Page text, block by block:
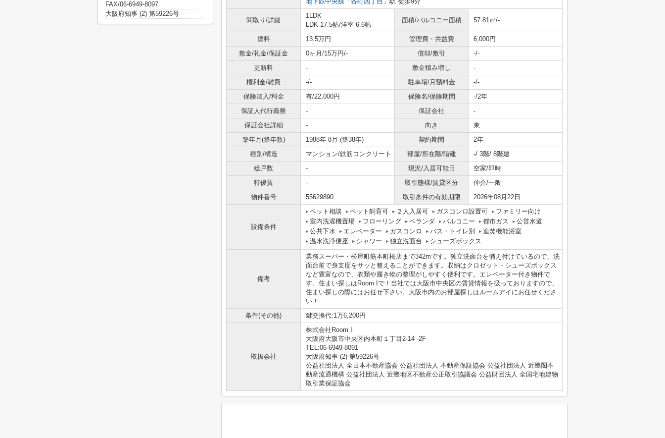
間取り/詳細
1LDK
LDK 17.5帖/洋室 6.6帖
面積/バルコニー面積 57.81㎡/-
賃料 13.5万円 管理費・共益費
6,000円
敷金/礼金/保証金
0ヶ月/15万円/- 償却/敷引
-/-
更新料
- 敷金積み増し
-
権利金/雑費
-/- 駐車場/月額料金
-/-
保険加入/料金
有/22,000円 保険名/保険期間
-/2年
保証人代行義務
- 保証会社
-
保証会社詳細
- 向き
東
築年月(築年数)
1988年 8月 (築38年) 契約期間
2年
種別/構造
マンション/鉄筋コンクリート 部屋/所在階/階建
-/ 3階/ 8階建
総戸数
- 現況/入居可能日
空家/即時
特優賃
- 取引態様/賃貸区分
仲介/一般
物件番号
55629890 取引条件の有効期限 2026年08月22日
設備条件
ペット相談 ペット飼育可 ２人入居可 ガスコンロ設置可
ファミリー向け
室内洗濯機置場
フローリング ベランダ バルコニー 都市ガス
公営水道
公共下水
エレベーター ガスコンロ バス・トイレ別
追焚機能浴室
温水洗浄便座
シャワー 独立洗面台 シューズボックス
備考
業務スーパー・松屋町筋本町橋店まで342mです。独立洗面台を備え付けているので、洗
面台前で身支度をサッと整えることができます。収納はクロゼット・シューズボックス
など豊富なので、衣類や履き物の整理がしやすく便利です。エレベーター付き物件で
す。住まい探しはRoom Iで！当社では大阪市中央区の賃貸情報を扱っておりますので、
住まい探しの際にはお任せ下さい。大阪市内のお部屋探しはルームアイにお任せくださ
い！
条件(その他)
鍵交換代:1万6,200円
取扱会社
株式会社Room I
大阪府大阪市中央区内本町１丁目2-14 -2F
TEL:06-6949-8091
大阪府知事 (2) 第59226号
公益社団法人 全日本不動産協会 公益社団法人 不動産保証協会 公益社団法人 近畿圏不
動産流通機構 公益社団法人 近畿地区不動産公正取引協議会 公益財団法人 全国宅地建物
取引業保証協会
FAX/06-6949-8097
大阪府知事 (2) 第59226号